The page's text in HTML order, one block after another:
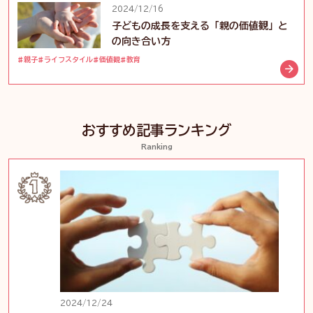
2024/12/16
子どもの成長を支える「親の価値観」と
の向き合い方
親子 ライフスタイル 価値観 教育
おすすめ記事ランキング
Ranking
2024/12/24